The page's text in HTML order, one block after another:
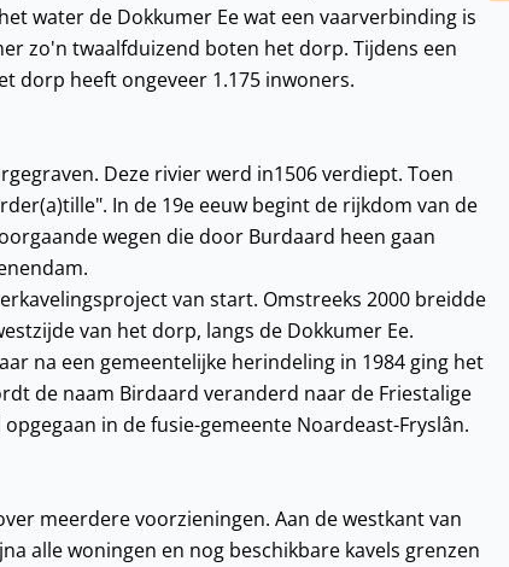
water de Dokkumer Ee wat een vaarverbinding is
zo'n twaalfduizend boten het dorp. Tijdens een
dorp heeft ongeveer 1.175 inwoners.
Deze rivier werd in1506 verdiept. Toen
In de 19e eeuw begint de rijkdom van de
wegen die door Burdaard heen gaan
van start. Omstreeks 2000 breidde
van het dorp, langs de Dokkumer Ee.
na een gemeentelijke herindeling in 1984 ging het
de naam Birdaard veranderd naar de Friestalige
in de fusie-gemeente Noardeast-Fryslân.
meerdere voorzieningen. Aan de westkant van
alle woningen en nog beschikbare kavels grenzen